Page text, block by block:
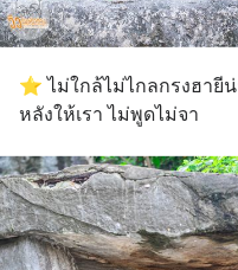
⭐️ ไม่ใกล้ไม่ไกลกรงฮายี
หลังให้เรา ไม่พูดไม่จา